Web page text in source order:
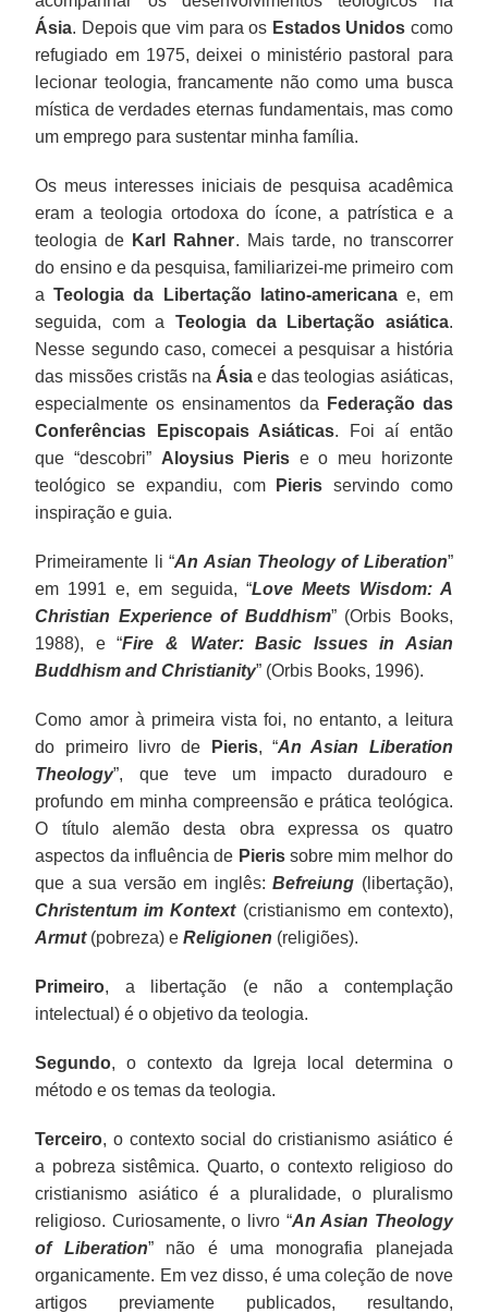
Ásia. Depois que vim para os Estados Unidos como
refugiado em 1975, deixei o ministério pastoral para
lecionar teologia, francamente não como uma busca
mística de verdades eternas fundamentais, mas como
um emprego para sustentar minha família.
Os meus interesses iniciais de pesquisa acadêmica
eram a teologia ortodoxa do ícone, a patrística e a
teologia de Karl Rahner. Mais tarde, no transcorrer
do ensino e da pesquisa, familiarizei-me primeiro com
aTeologia da Libertação latino-americanae, em
seguida, com a Teologia da Libertação asiática.
Nesse segundo caso, comecei a pesquisar a história
das missões cristãs na Ásia e das teologias asiáticas,
especialmente os ensinamentos da
Federação das
Conferências Episcopais Asiáticas. Foi aí então
que “descobri” Aloysius Pieris e o meu horizonte
teológico se expandiu, com
Pieris servindo como
inspiração e guia.
Primeiramente li “An Asian Theology of Liberation”
em 1991 e, em seguida, “Love Meets Wisdom: A
Christian Experience of Buddhism” (Orbis Books,
1988), e “Fire & Water: Basic Issues in Asian
Buddhism and Christianity” (Orbis Books, 1996).
Como amor à primeira vista foi, no entanto, a leitura
do primeiro livro de
Pieris, “An Asian Liberation
Theology”, que teve um impacto duradouro e
profundo em minha compreensão e prática teológica.
O título alemão desta obra expressa os quatro
aspectos da influência de Pierissobre mim melhor do
que a sua versão em inglês:Befreiung (libertação),
Christentum im Kontext(cristianismo em contexto),
Armut(pobreza) eReligionen (religiões).
Primeiro, a libertação (e não a contemplação
intelectual) é o objetivo da teologia.
Segundo, o contexto da Igreja local determina o
método e os temas da teologia.
Terceiro, o contexto social do cristianismo asiático é
a pobreza sistêmica. Quarto, o contexto religioso do
cristianismo asiático é a pluralidade, o pluralismo
religioso. Curiosamente, o livro “An Asian Theology
of Liberation” não é uma monografia planejada
organicamente. Em vez disso, é uma coleção de nove
artigos previamente publicados, resultando,